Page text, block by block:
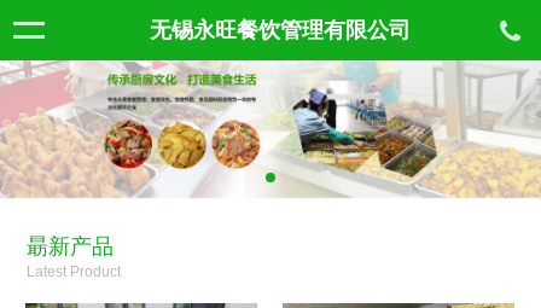
无锡永旺餐饮管理有限公司
朂新产品
Latest Product